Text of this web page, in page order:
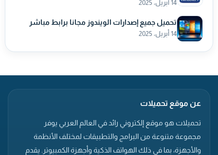
14 أبريل، 2025
تحميل جميع إصدارات الويندوز مجانا برابط مباشر
14 أبريل، 2025
عن موقع تحميلات
تحميلات هو موقع إلكتروني رائد في العالم العربي يوفر
مجموعة متنوعة من البرامج والتطبيقات لمختلف الأنظمة
والأجهزة، بما في ذلك الهواتف الذكية وأجهزة الكمبيوتر. يقدم